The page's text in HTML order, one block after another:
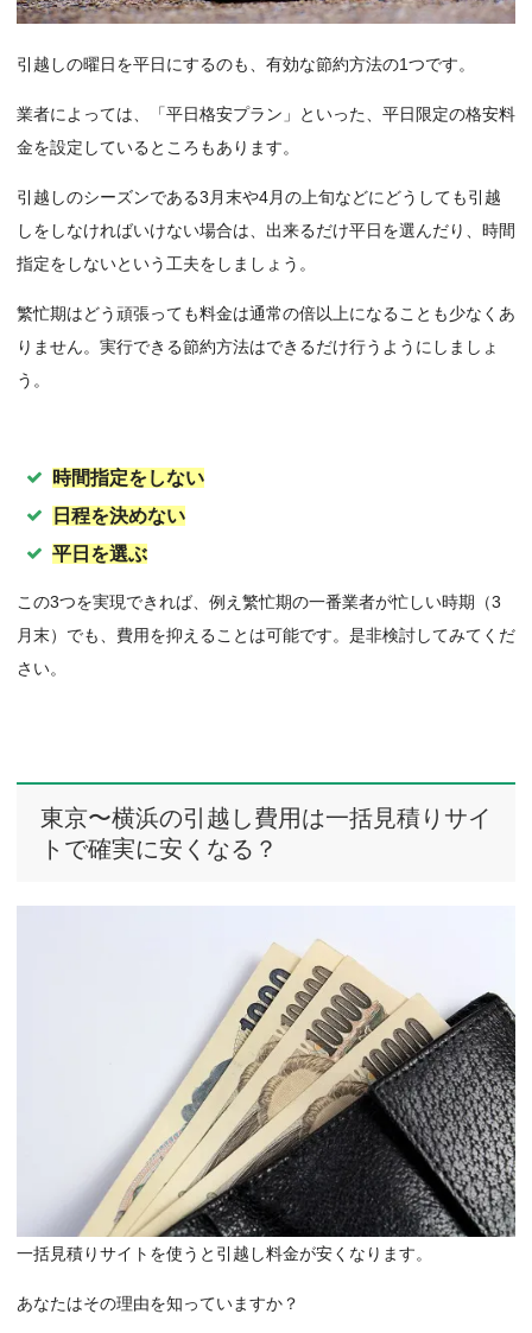
引越しの曜日を平日にするのも、有効な節約方法の1つです。
業者によっては、「平日格安プラン」といった、平日限定の格安料
金を設定しているところもあります。
引越しのシーズンである3月末や4月の上旬などにどうしても引越
しをしなければいけない場合は、出来るだけ平日を選んだり、時間
指定をしないという工夫をしましょう。
繁忙期はどう頑張っても料金は通常の倍以上になることも少なくあ
りません。実行できる節約方法はできるだけ行うようにしましょ
う。
時間指定をしない
日程を決めない
平日を選ぶ
この3つを実現できれば、例え繁忙期の一番業者が忙しい時期（3
月末）でも、費用を抑えることは可能です。是非検討してみてくだ
さい。
東京〜横浜の引越し費用は一括見積りサイ
トで確実に安くなる？
一括見積りサイトを使うと引越し料金が安くなります。
あなたはその理由を知っていますか？